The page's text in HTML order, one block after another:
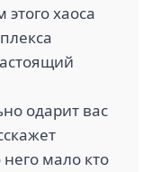
хаоса
одарит вас
мало кто